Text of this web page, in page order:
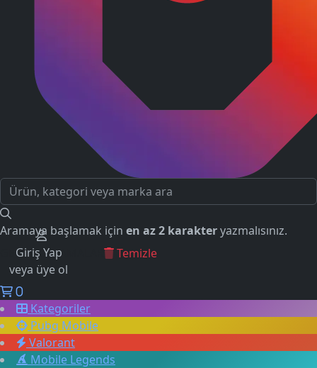
Aramaya başlamak için en az 2 karakteryazmalısınız.
GEÇMİŞ ARAMALAR
Temizle
Giriş Yap
veya üye ol
0
Kategoriler
Pubg Mobile
Valorant
Mobile Legends